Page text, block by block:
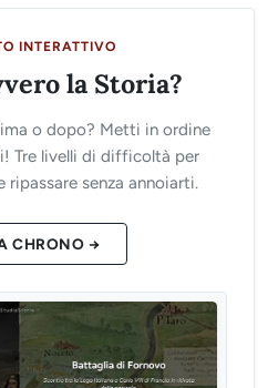
INTERATTIVO
la Storia?
o dopo? Metti in ordine
Tre livelli di difficoltà per
senza annoiarti.
CHRONO →